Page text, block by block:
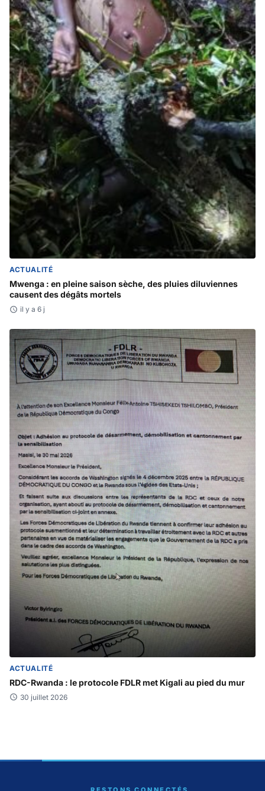
ACTUALITÉ
Mwenga : en pleine saison sèche, des pluies diluviennes
causent des dégâts mortels
il y a 6 j
ACTUALITÉ
RDC-Rwanda : le protocole FDLR met Kigali au pied du mur
30 juillet 2026